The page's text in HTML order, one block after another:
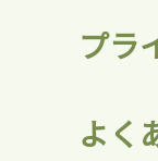
プラ
よく